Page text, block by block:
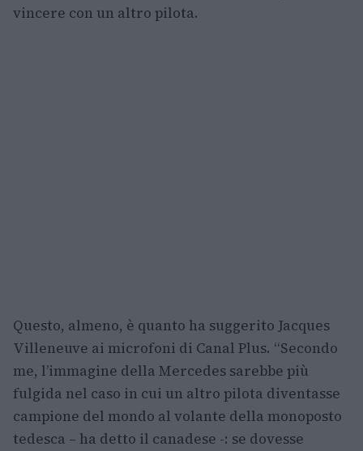
vincere con un altro pilota.
Questo, almeno, è quanto ha suggerito Jacques
Villeneuve ai microfoni di Canal Plus. “Secondo
me, l’immagine della Mercedes sarebbe più
fulgida nel caso in cui un altro pilota diventasse
campione del mondo al volante della monoposto
tedesca – ha detto il canadese -: se dovesse